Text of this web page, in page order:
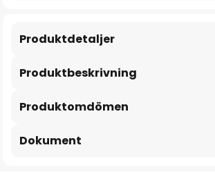
Produktbeskrivning
Produktdetaljer
Produktomdömen
Dokument